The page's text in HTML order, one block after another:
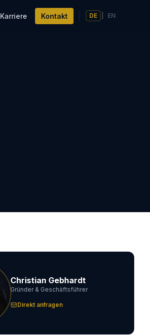
Karriere Kontakt DE EN
Christian Gebhardt
Gründer & Geschäftsführer
Direkt anfragen